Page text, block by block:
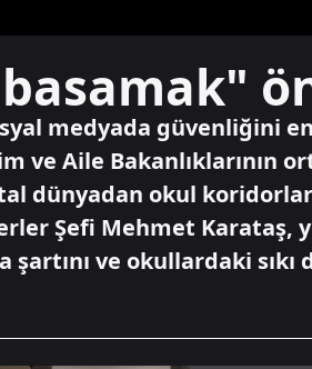
medyada güvenliğini
Aile Bakanlıklarının
dünyadan okul
Şefi Mehmet Karataş,
ve okullardaki